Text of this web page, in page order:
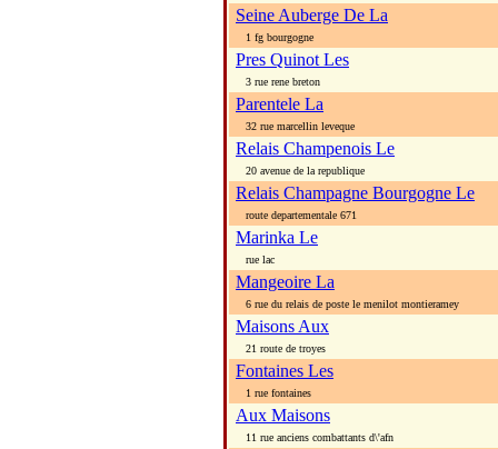
Seine Auberge De La
1 fg bourgogne
Pres Quinot Les
3 rue rene breton
Parentele La
32 rue marcellin leveque
Relais Champenois Le
20 avenue de la republique
Relais Champagne Bourgogne Le
route departementale 671
Marinka Le
rue lac
Mangeoire La
6 rue du relais de poste le menilot montieramey
Maisons Aux
21 route de troyes
Fontaines Les
1 rue fontaines
Aux Maisons
11 rue anciens combattants d\'afn